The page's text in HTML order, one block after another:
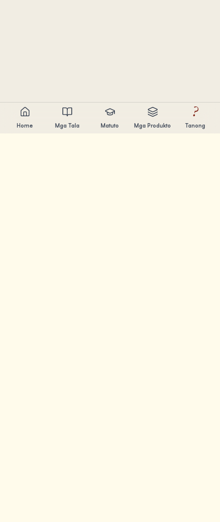
Home Mga Tala Matuto Mga Produkto
?
Tanong